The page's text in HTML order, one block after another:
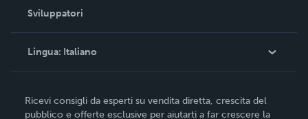
Podcast
Ricerca ordini
Base di conoscenza
Contatta l'assistenza
Sviluppatori
Lingua: Italiano
Deutsch
Ricevi consigli da esperti su vendita diretta, crescita del
pubblico e offerte esclusive per aiutarti a far crescere la